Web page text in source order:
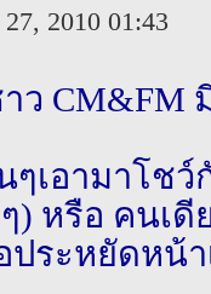
2010 01:43
ว CM&FM
ๆเอามาโช
) หรือ คนเ
ระหยัดหน้า